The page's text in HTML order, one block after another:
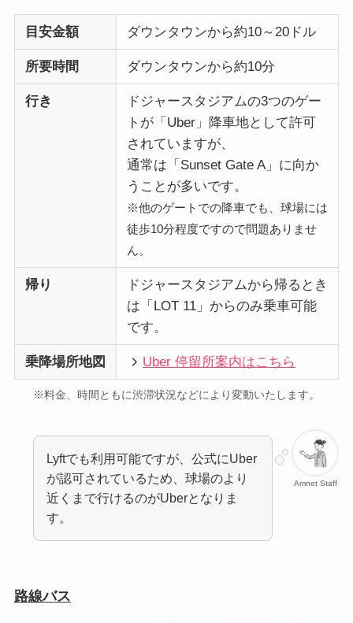
目安金額 ダウンタウンから約10～20ドル
所要時間 ダウンタウンから約10分
行き
ドジャースタジアムの3つのゲー
トが「Uber」降車地として許可
されていますが、
通常は「Sunset Gate A」に向か
うことが多いです。
※他のゲートでの降車でも、球場には
徒歩10分程度ですので問題ありませ
ん。
帰り
ドジャースタジアムから帰るとき
は「LOT 11」からのみ乗車可能
です。
乗降場所地図 Uber 停留所案内はこちら
※料金、時間ともに渋滞状況などにより変動いたします。
Amnet Staff
Lyftでも利用可能ですが、公式にUber
が認可されているため、球場のより
近くまで行けるのがUberとなりま
す。
路線バス